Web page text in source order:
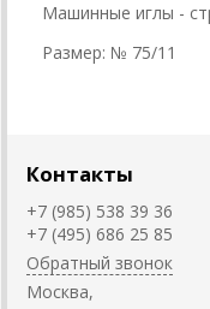
Машинные иглы -
Размер: № 75/11
Контакты
+7 (985) 538 39 36
+7 (495) 686 25 85
Обратный звонок
Москва,